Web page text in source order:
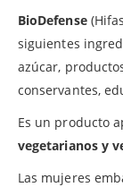
BioDefense
siguientes
azúcar,
conservantes,
Es un producto
vegetarianos y
Las mujeres